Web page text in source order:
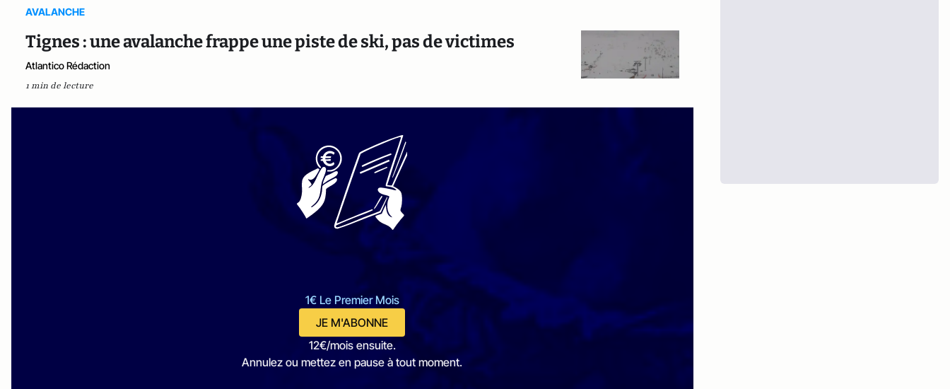
AVALANCHE
Tignes : une avalanche frappe une piste de ski, pas de victimes
Atlantico Rédaction
1 min de lecture
1€ Le Premier Mois
JE M'ABONNE
12€/mois ensuite.
Annulez ou mettez en pause à tout moment.